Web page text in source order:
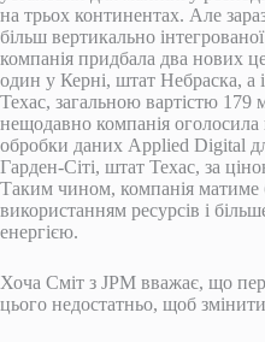
на трьох континентах. Але
більш вертикально
компанія придбала два нових
один у Керні, штат Небраска, а
Техас, загальною вартістю 179
нещодавно компанія
обробки даних Applied Digital
Гарден-Сіті, штат Техас, за
Таким чином, компанія матиме
використанням ресурсів і
енергією.
Хоча Сміт з JPM вважає, що
цього недостатньо, щоб